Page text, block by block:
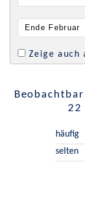
Zeige auch
22
häufig
selten